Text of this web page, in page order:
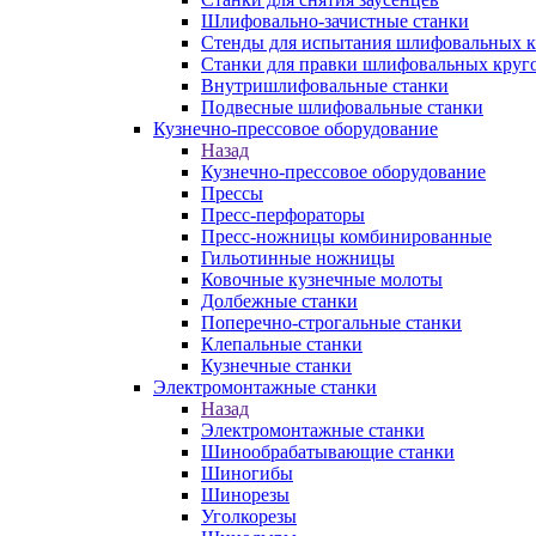
Шлифовально-зачистные станки
Стенды для испытания шлифовальных
Станки для правки шлифовальных
Внутришлифовальные станки
Подвесные шлифовальные станки
Кузнечно-прессовое оборудование
Назад
Кузнечно-прессовое оборудование
Прессы
Пресс-перфораторы
Пресс-ножницы комбинированные
Гильотинные ножницы
Ковочные кузнечные молоты
Долбежные станки
Поперечно-строгальные станки
Клепальные станки
Кузнечные станки
Электромонтажные станки
Назад
Электромонтажные станки
Шинообрабатывающие станки
Шиногибы
Шинорезы
Уголкорезы